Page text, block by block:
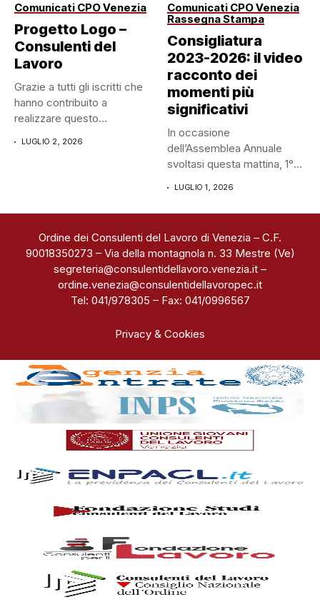
Comunicati CPO Venezia
Progetto Logo –
Consulenti del
Lavoro
Grazie a tutti gli iscritti che
hanno contribuito a
realizzare questo
LUGLIO 2, 2026
Comunicati CPO Venezia
Rassegna Stampa
Consigliatura
2023-2026: il video
racconto dei
momenti più
significativi
In occasione
dell’Assemblea Annuale
svoltasi questa mattina, 1°
ripercorso...
LUGLIO 1, 2026
Ordine dei Consulenti del Lavoro di Venezia – C.F.
90018350273 – Via della montagnola n. 33 Mestre (Ve)
segreteria@consulentidellavoro.venezia.it –
ordine.venezia@consulentidellavoropec.it
Tel: 041/978305 – Fax: 041/0996567
Privacy & Cookies